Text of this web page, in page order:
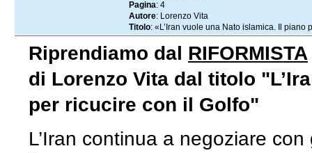
Pagina: 4
Autore: Lorenzo Vita
Titolo: «L’Iran vuole una Nato islamica. Il piano
Riprendiamo dal RIFORMISTA
di Lorenzo Vita dal titolo
per ricucire con il Golfo"
L’Iran continua a negoziare